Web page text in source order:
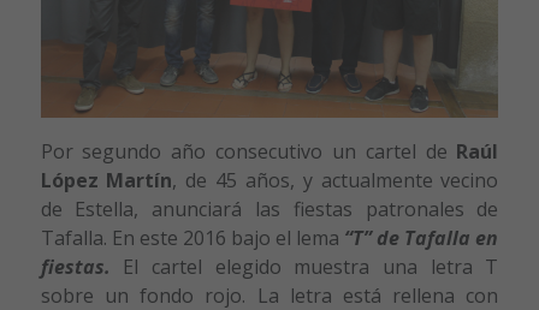
Por segundo año consecutivo un cartel de Raúl
López Martín, de 45 años, y actualmente vecino
de Estella, anunciará las fiestas patronales de
Tafalla. En este 2016 bajo el lema “T” de Tafalla en
fiestas. El cartel elegido muestra una letra T
sobre un fondo rojo. La letra está rellena con